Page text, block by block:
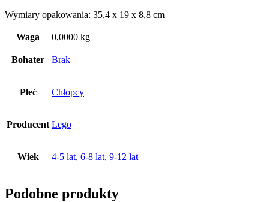
Wymiary opakowania: 35,4 x 19 x 8,8 cm
Waga 0,0000 kg
Bohater Brak
Płeć Chłopcy
Producent Lego
Wiek 4-5 lat, 6-8 lat, 9-12 lat
Podobne produkty